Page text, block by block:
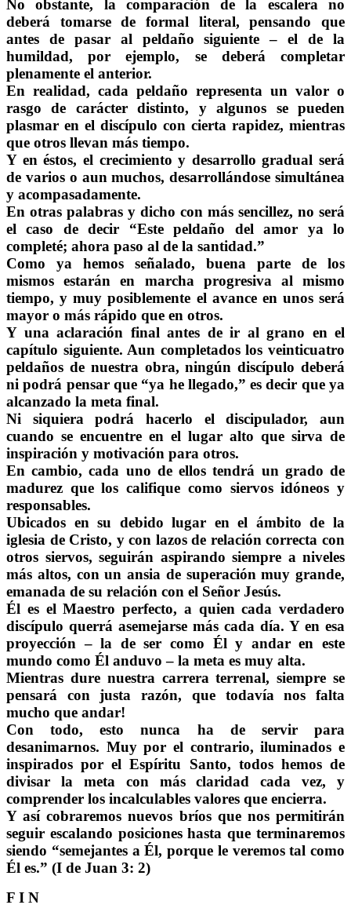
No obstante, la comparación de la escalera no
deberá tomarse de formal literal, pensando que
antes de pasar al peldaño siguiente – el de la
humildad, por ejemplo, se deberá completar
plenamente el anterior.
En realidad, cada peldaño representa un valor o
rasgo de carácter distinto, y algunos se pueden
plasmar en el discípulo con cierta rapidez, mientras
que otros llevan más tiempo.
Y en éstos, el crecimiento y desarrollo gradual será
de varios o aun muchos, desarrollándose simultánea
y acompasadamente.
En otras palabras y dicho con más sencillez, no será
el caso de decir “Este peldaño del amor ya lo
completé; ahora paso al de la santidad.”
Como ya hemos señalado, buena parte de los
mismos estarán en marcha progresiva al mismo
tiempo, y muy posiblemente el avance en unos será
mayor o más rápido que en otros.
Y una aclaración final antes de ir al grano en el
capítulo siguiente. Aun completados los veinticuatro
peldaños de nuestra obra, ningún discípulo deberá
ni podrá pensar que “ya he llegado,” es decir que ya
alcanzado la meta final.
Ni siquiera podrá hacerlo el discipulador, aun
cuando se encuentre en el lugar alto que sirva de
inspiración y motivación para otros.
En cambio, cada uno de ellos tendrá un grado de
madurez que los califique como siervos idóneos y
responsables.
Ubicados en su debido lugar en el ámbito de la
iglesia de Cristo, y con lazos de relación correcta con
otros siervos, seguirán aspirando siempre a niveles
más altos, con un ansia de superación muy grande,
emanada de su relación con el Señor Jesús.
Él es el Maestro perfecto, a quien cada verdadero
discípulo querrá asemejarse más cada día. Y en esa
proyección – la de ser como Él y andar en este
mundo como Él anduvo – la meta es muy alta.
Mientras dure nuestra carrera terrenal, siempre se
pensará con justa razón, que todavía nos falta
mucho que andar!
Con todo, esto nunca ha de servir para
desanimarnos. Muy por el contrario, iluminados e
inspirados por el Espíritu Santo, todos hemos de
divisar la meta con más claridad cada vez, y
comprender los incalculables valores que encierra.
Y así cobraremos nuevos bríos que nos permitirán
seguir escalando posiciones hasta que terminaremos
siendo “semejantes a Él, porque le veremos tal como
Él es.” (I de Juan 3: 2)
F I N